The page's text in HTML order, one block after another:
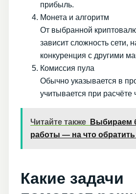
прибыль.
Монета и алгоритм
От выбранной
зависит сложность сети,
конкуренция с другими
Комиссия пула
Обычно указывается в
учитывается при расчёте
Читайте также
Выбираем
работы — на что
Какие задачи